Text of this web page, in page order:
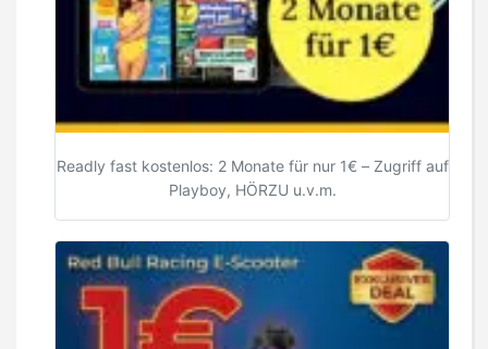
Readly fast kostenlos: 2 Monate für nur 1€ – Zugriff auf
Playboy, HÖRZU u.v.m.